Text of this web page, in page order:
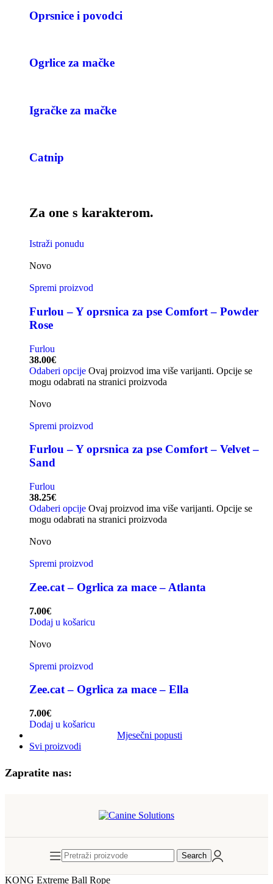
Oprsnice i povodci
Ogrlice za mačke
Igračke za mačke
Catnip
Za one s karakterom.
Istraži ponudu
Novo
Spremi proizvod
Furlou – Y oprsnica za pse Comfort – Powder
Rose
Furlou
38.00€
Odaberi opcije Ovaj proizvod ima više varijanti. Opcije se
mogu odabrati na stranici proizvoda
Novo
Spremi proizvod
Furlou – Y oprsnica za pse Comfort – Velvet –
Sand
Furlou
38.25€
Odaberi opcije Ovaj proizvod ima više varijanti. Opcije se
mogu odabrati na stranici proizvoda
Novo
Spremi proizvod
Zee.cat – Ogrlica za mace – Atlanta
7.00€
Dodaj u košaricu
Novo
Spremi proizvod
Zee.cat – Ogrlica za mace – Ella
7.00€
Dodaj u košaricu
Mjesečni popusti
Svi proizvodi
Zapratite nas:
Search
KONG Extreme Ball Rope